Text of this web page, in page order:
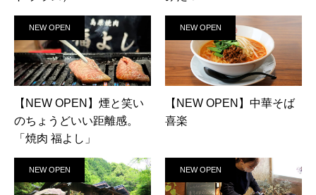
NEW OPEN
【NEW OPEN】煙と笑い
のちょうどいい距離感。
「焼肉 福よし」
NEW OPEN
【NEW OPEN】中華そば
喜楽
NEW OPEN NEW OPEN